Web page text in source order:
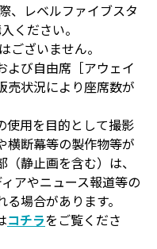
、レベルファイブスタ
ください。
ございません。
び自由席［アウェイ
売状況により座席数が
用を目的として撮影
横断幕等の製作物等が
静止画を含む）は、
アやニュース報道等の
場合があります。
コチラをご覧くださ